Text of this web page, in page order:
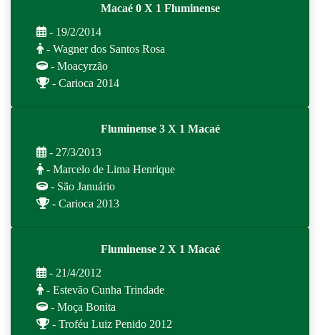
Macaé 0 X 1 Fluminense
- 19/2/2014
- Wagner dos Santos Rosa
- Moacyrzão
- Carioca 2014
Fluminense 3 X 1 Macaé
- 27/3/2013
- Marcelo de Lima Henrique
- São Januário
- Carioca 2013
Fluminense 2 X 1 Macaé
- 21/4/2012
- Estevão Cunha Trindade
- Moça Bonita
- Troféu Luiz Penido 2012